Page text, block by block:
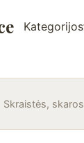
Kategorijos
Skraistės, skaros